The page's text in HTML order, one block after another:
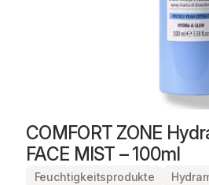
COMFORT ZONE
FACE MIST – 100ml
Feuchtigkeitsprodukte